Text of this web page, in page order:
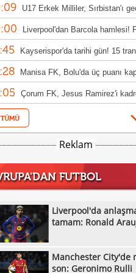
U17 Erkek Milliler, Sırbistan'ı
yükseldi!Liverpool'dan Barcola hamlesi!
dudak uçuklattı
Kayserispor'da tarihi gün! 15
Manisa FK, Bolu'da üç puanı
Çorum FK, Jesus Ramirez'i
Fisnik Asllani'nin Leipzig'e
iptal oldu!
Erzurumspor, Ebosele ile
Fenerbahçe'ye müjdeli haber:
Manchester City'de mutlu son:
Kıvanç Taşyaran ve Buğra Ünal,
finale yükseldi
Altay, Tuna Üzümcü ile topbaşı
Reklam
FUTBOL
Liverpool'da
tamam: Ronald
Manchester City'de
son: Geronimo Rulli